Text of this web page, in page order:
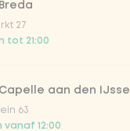
drankjes
33cl
33cl
27
tot 21:00
aan den IJssel
63
vanaf 12:00